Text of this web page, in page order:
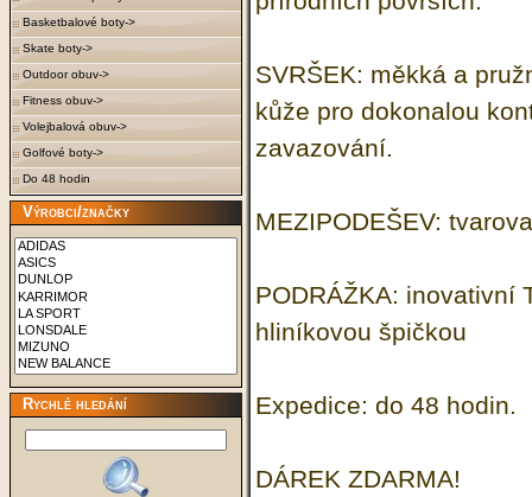
Basketbalové boty->
Skate boty->
Outdoor obuv->
Fitness obuv->
Volejbalová obuv->
Golfové boty->
Do 48 hodin
Výrobci/značky
Rychlé hledání
SVRŠEK: měkká a
kůže pro dokonalou
zavazování.
MEZIPODEŠEV:
PODRÁŽKA: inovativní
hliníkovou špičkou
Expedice: do 48 hodin.
DÁREK ZDARMA!